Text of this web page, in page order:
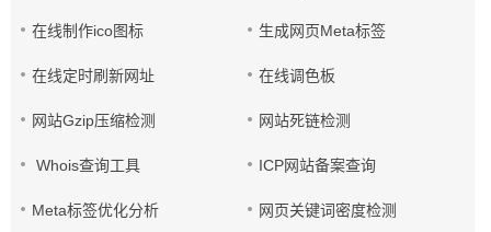
在线制作ico图标 生成网页Meta标签
在线定时刷新网址 在线调色板
网站Gzip压缩检测 网站死链检测
Whois查询工具 ICP网站备案查询
Meta标签优化分析 网页关键词密度检测